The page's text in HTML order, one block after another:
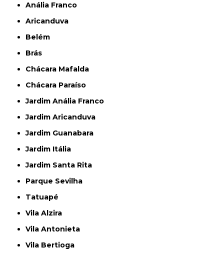
Anália Franco
Aricanduva
Belém
Brás
Chácara Mafalda
Chácara Paraíso
Jardim Anália Franco
Jardim Aricanduva
Jardim Guanabara
Jardim Itália
Jardim Santa Rita
Parque Sevilha
Tatuapé
Vila Alzira
Vila Antonieta
Vila Bertioga